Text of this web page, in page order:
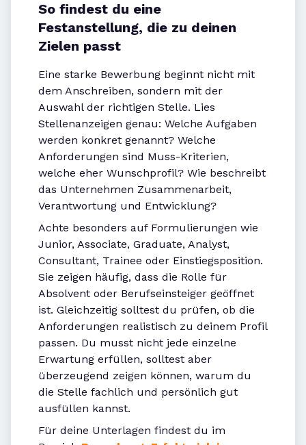
So findest du eine
Festanstellung, die zu deinen
Zielen passt
Eine starke Bewerbung beginnt nicht mit
dem Anschreiben, sondern mit der
Auswahl der richtigen Stelle. Lies
Stellenanzeigen genau: Welche Aufgaben
werden konkret genannt? Welche
Anforderungen sind Muss-Kriterien,
welche eher Wunschprofil? Wie beschreibt
das Unternehmen Zusammenarbeit,
Verantwortung und Entwicklung?
Achte besonders auf Formulierungen wie
Junior, Associate, Graduate, Analyst,
Consultant, Trainee oder Einstiegsposition.
Sie zeigen häufig, dass die Rolle für
Absolvent oder Berufseinsteiger geöffnet
ist. Gleichzeitig solltest du prüfen, ob die
Anforderungen realistisch zu deinem Profil
passen. Du musst nicht jede einzelne
Erwartung erfüllen, solltest aber
überzeugend zeigen können, warum du
die Stelle fachlich und persönlich gut
ausfüllen kannst.
Für deine Unterlagen findest du im